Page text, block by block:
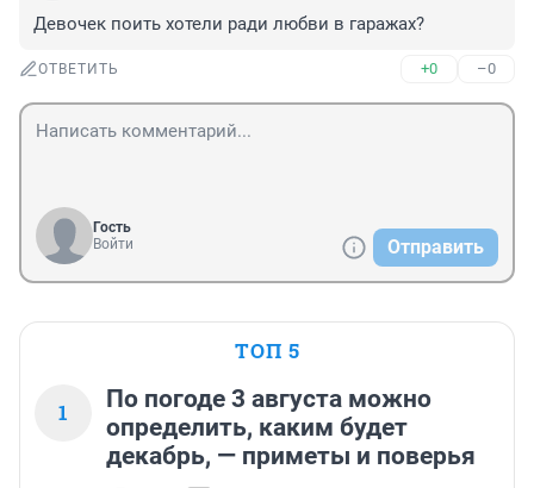
Девочек поить хотели ради любви в гаражах?
ОТВЕТИТЬ +0 –0
Гость
Войти
Отправить
ТОП 5
1
По погоде 3 августа можно
определить, каким будет
декабрь, — приметы и поверья